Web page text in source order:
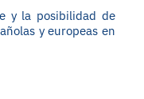
y la posibilidad de
y europeas en